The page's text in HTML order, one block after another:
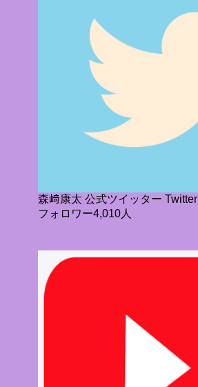
森﨑康太 公式ツイッター Twitter
フォロワー4,010人